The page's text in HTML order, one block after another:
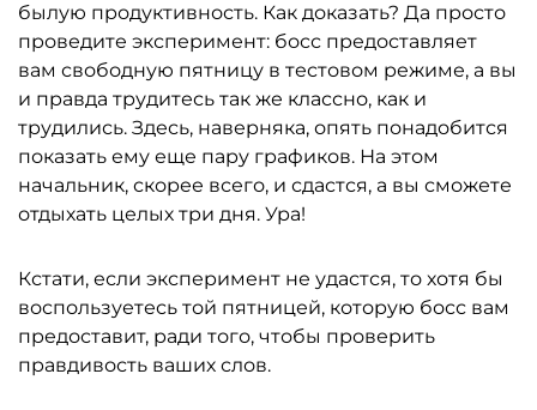
былую продуктивность. Как доказать? Да просто
проведите эксперимент: босс предоставляет
вам свободную пятницу в тестовом режиме, а вы
и правда трудитесь так же классно, как и
трудились. Здесь, наверняка, опять понадобится
показать ему еще пару графиков. На этом
начальник, скорее всего, и сдастся, а вы сможете
отдыхать целых три дня. Ура!
Кстати, если эксперимент не удастся, то хотя бы
воспользуетесь той пятницей, которую босс вам
предоставит, ради того, чтобы проверить
правдивость ваших слов.